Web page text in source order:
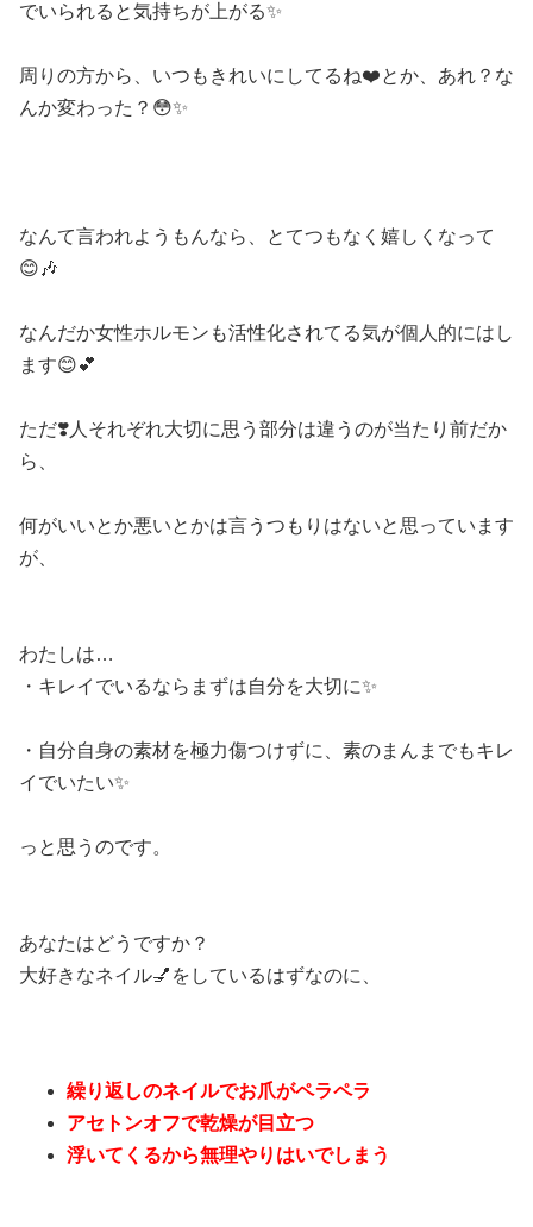
でいられると気持ちが上がる✨
周りの方から、いつもきれいにしてるね❤️とか、あれ？な
んか変わった？ 😳✨
なんて言われようもんなら、とてつもなく嬉しくなって
😊🎶
なんだか女性ホルモンも活性化されてる気が個人的にはし
ます😊💕
ただ❣️ 人それぞれ大切に思う部分は違うのが当たり前だか
ら、
何がいいとか悪いとかは言う つもりはないと思っています
が、
わたしは…
・キレイでいるならまずは自分を大切に✨
・自分自身の素材を極力傷つけずに、素のまんまでもキレ
イでいたい✨
っと思うのです。
あなたはどうですか？
大好きなネイル💅 をしているはずなのに、
繰り返しのネイルでお爪がペラペラ
アセトンオフで乾燥が目立つ
浮いてくるから無理やりはいでしまう